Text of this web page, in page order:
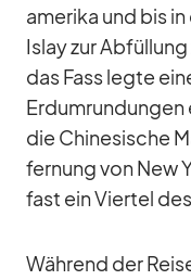
ame­rika und bis
Is­lay zur
das Fass legte
Erd­um­run­dun­gen
die Chi­ne­si­sche
fer­nung von New
fast ein Vier­tel
Wäh­rend der